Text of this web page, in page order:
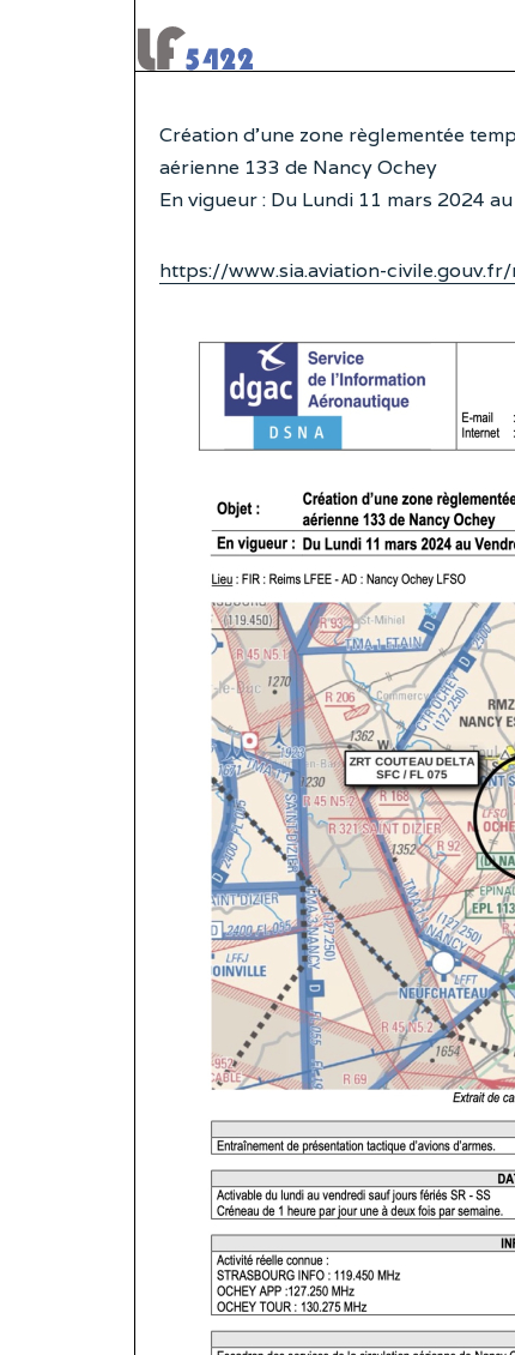
Création d’une zone règlementée
aérienne 133 de Nancy Ochey
En vigueur : Du Lundi 11 mars 2024
https://www.sia.aviation-